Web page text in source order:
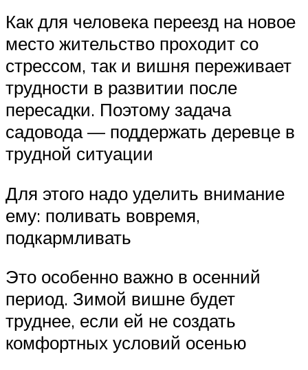
Как для человека переезд на новое
место жительство проходит со
стрессом, так и вишня переживает
трудности в развитии после
пересадки. Поэтому задача
садовода — поддержать деревце в
трудной ситуации
Для этого надо уделить внимание
ему: поливать вовремя,
подкармливать
Это особенно важно в осенний
период. Зимой вишне будет
труднее, если ей не создать
комфортных условий осенью